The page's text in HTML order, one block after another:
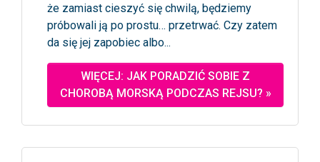
że zamiast cieszyć się chwilą, będziemy
próbowali ją po prostu… przetrwać. Czy zatem
da się jej zapobiec albo...
WIĘCEJ: JAK PORADZIĆ SOBIE Z
CHOROBĄ MORSKĄ PODCZAS REJSU? »